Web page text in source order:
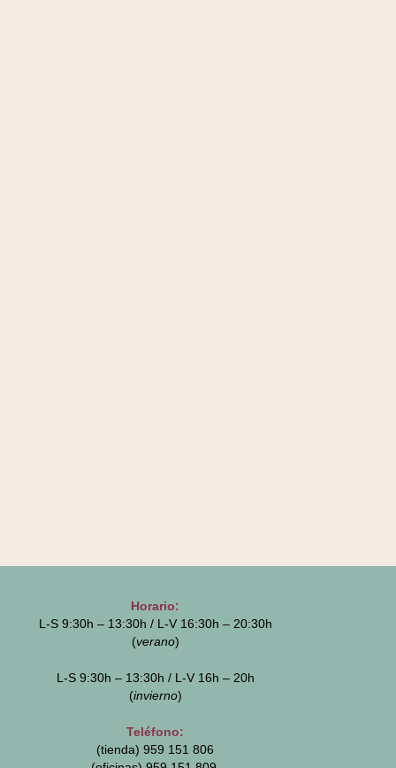
Horario:
L-S 9:30h – 13:30h / L-V 16:30h – 20:30h
(verano)
L-S 9:30h – 13:30h / L-V 16h – 20h
(invierno)
Teléfono:
(tienda) 959 151 806